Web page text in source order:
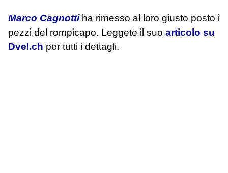
Marco Cagnottiha rimesso al loro giusto posto i
pezzi del rompicapo. Leggete il suo articolo su
Dvel.ch per tutti i dettagli.